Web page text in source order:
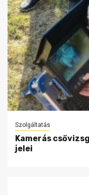
Szolgáltatás
Kamerás
jelei